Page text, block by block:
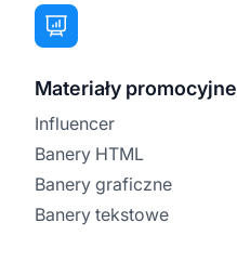
Materiały promocyjne
Influencer
Banery HTML
Banery graficzne
Banery tekstowe